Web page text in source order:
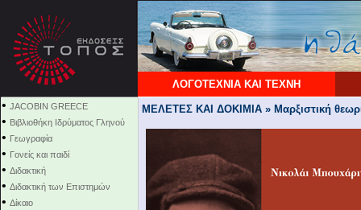
ΛΟΓΟΤΕΧΝΙΑ ΚΑΙ ΤΕΧΝΗ
• JACOBIN GREECE
• Βιβλιοθήκη Ιδρύματος Γληνού
• Γεωγραφία
• Γονείς και παιδί
• Διδακτική
• Διδακτική των Επιστημών
• Δίκαιο
ΜΕΛΕΤΕΣ ΚΑΙ ΔΟΚΙΜΙΑ » Μαρξιστική